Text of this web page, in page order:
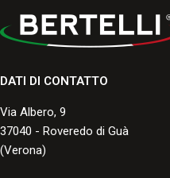
DATI DI CONTATTO
Via Albero, 9
37040 - Roveredo di Guà
(Verona)